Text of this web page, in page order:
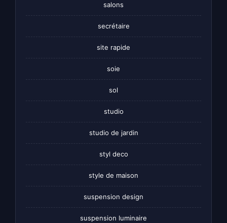
salons
secrétaire
site rapide
soie
sol
studio
studio de jardin
styl deco
style de maison
suspension design
suspension luminaire